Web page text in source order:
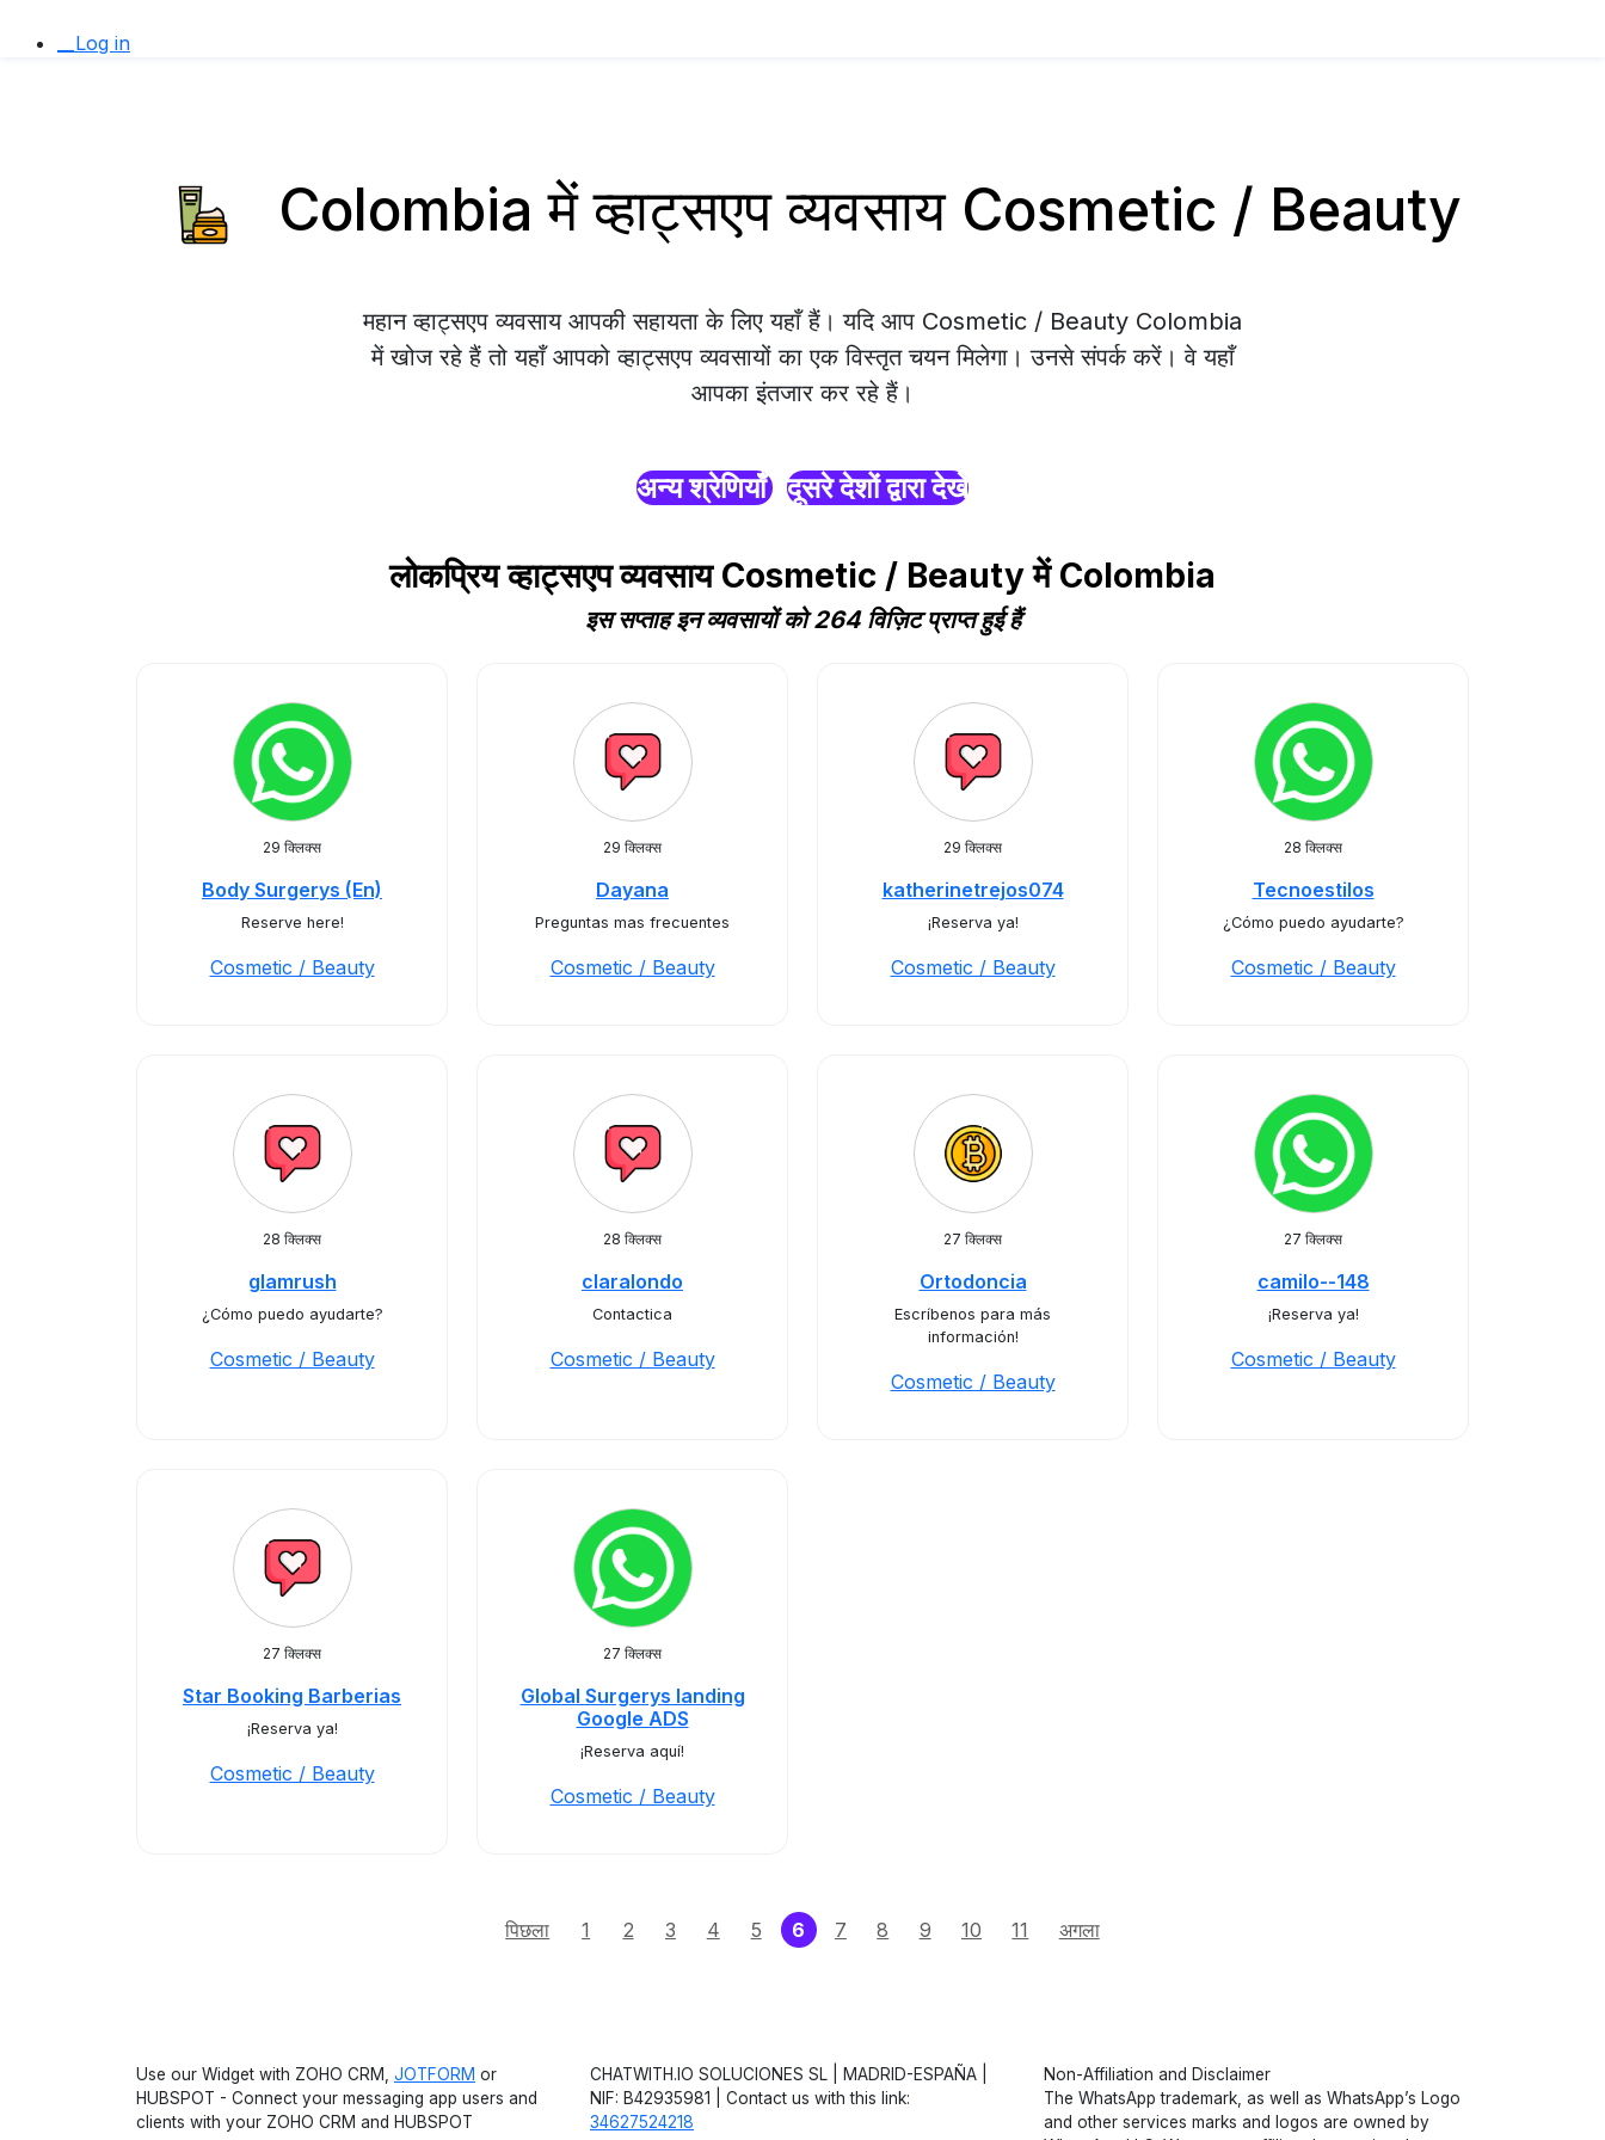
__Log in
Colombia में व्हाट्सएप व्यवसाय Cosmetic / Beauty
महान व्हाट्सएप व्यवसाय आपकी सहायता के लिए यहाँ हैं। यदि आप Cosmetic / Beauty Colombia
में खोज रहे हैं तो यहाँ आपको व्हाट्सएप व्यवसायों का एक विस्तृत चयन मिलेगा। उनसे संपर्क करें। वे यहाँ
आपका इंतजार कर रहे हैं।
अन्य श्रेणियाँ दूसरे देशों द्वारा देखें
लोकप्रिय व्हाट्सएप व्यवसाय Cosmetic / Beauty में Colombia
इस सप्ताह इन व्यवसायों को 264 विज़िट प्राप्त हुई हैं
29 क्लिक्स
Body Surgerys (En)
Reserve here!
Cosmetic / Beauty
29 क्लिक्स
Dayana
Preguntas mas frecuentes
Cosmetic / Beauty
29 क्लिक्स
katherinetrejos074
¡Reserva ya!
Cosmetic / Beauty
28 क्लिक्स
Tecnoestilos
¿Cómo puedo ayudarte?
Cosmetic / Beauty
28 क्लिक्स
glamrush
¿Cómo puedo ayudarte?
Cosmetic / Beauty
28 क्लिक्स
claralondo
Contactica
Cosmetic / Beauty
27 क्लिक्स
Ortodoncia
Escríbenos para más
información!
Cosmetic / Beauty
27 क्लिक्स
camilo--148
¡Reserva ya!
Cosmetic / Beauty
27 क्लिक्स
Star Booking Barberias
¡Reserva ya!
Cosmetic / Beauty
27 क्लिक्स
Global Surgerys landing
Google ADS
¡Reserva aquí!
Cosmetic / Beauty
पिछला 1 2 3 4 5 6 (current)
7 8 9 10 11 अगला
Use our Widget with ZOHO CRM, JOTFORM or
HUBSPOT - Connect your messaging app users and
clients with your ZOHO CRM and HUBSPOT
CHATWITH.IO SOLUCIONES SL | MADRID-ESPAÑA |
NIF: B42935981 | Contact us with this link:
34627524218
Non-Affiliation and Disclaimer
The WhatsApp trademark, as well as WhatsApp’s Logo
and other services marks and logos are owned by